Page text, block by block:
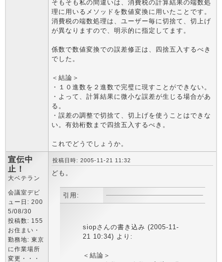
そもそも私の間違いは、消費税の計算結果の端数処
理に用いるメソッドを数値変換に用いたことです。
消費税の端数処理は、ユーザー毎に切捨て、切上げ
が異なりますので、明示的に指定してます。
係数で数値変換での誤差修正は、四捨五入するべき
でした。
＜結論＞
・１０進数を２進数で完璧に現すことができない。
・よって、計算結果に微小な誤差が生じる場合があ
る。
・誤差の調整で切捨て、切上げを使うことはできな
い。有効桁数まで四捨五入するべき。
これでどうでしょうか。
宣伝中
止！
大ベテラン
会議室デビ
ュー日: 200
5/08/30
投稿数: 155
お住まい・
勤務地: 東京
に作業場所
変更・・・
投稿日時: 2005-11-21 11:32
ども。
引用:
siopさんの書き込み (2005-11-
21 10:34) より:
＜結論＞